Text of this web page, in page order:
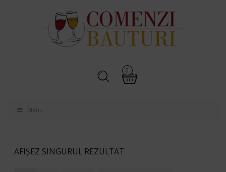
0
Menu
AFIȘEZ SINGURUL REZULTAT